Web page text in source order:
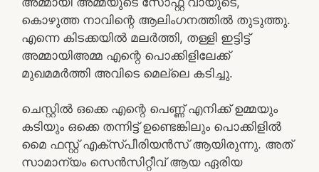
കൊഴുത്ത നാവിന്റെ ആലിംഗനത്തിൽ തുടുത്തു.
എന്നെ കിടക്കയിൽ മലർത്തി, തള്ളി ഇട്ടിട്ട്
അമ്മായിഅമ്മ എന്റെ പൊക്കിളിലേക്ക്
മുഖമമർത്തി അവിടെ മെല്ലെ കടിച്ചു.
ചെസ്റ്റിൽ ഒക്കെ എന്റെ പെണ്ണ് എനിക്ക് ഉമ്മയും
കടിയും ഒക്കെ തന്നിട്ട് ഉണ്ടെങ്കിലും പൊക്കിളിൽ
മൈ ഫസ്റ്റ് എക്സ്പീരിയൻസ് ആയിരുന്നു. അത്
സാമാന്യം സെൻസിറ്റീവ് ആയ ഏരിയ